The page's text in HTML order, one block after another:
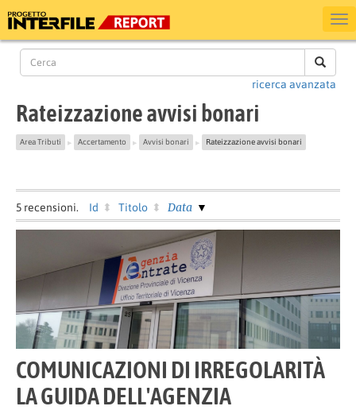
ricerca avanzata
Rateizzazione avvisi bonari
Area Tributi ▶ Accertamento ▶ Avvisi bonari ▶ Rateizzazione avvisi bonari
5 recensioni. Id Titolo Data
COMUNICAZIONI DI IRREGOLARITÀ
LA GUIDA DELL'AGENZIA